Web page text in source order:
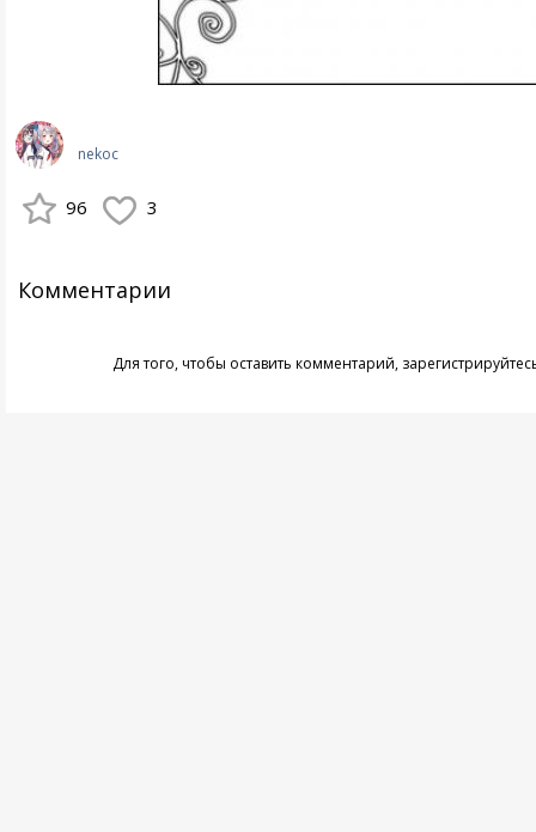
nekoc
96 3
Комментарии
Для того, чтобы оставить комментарий,